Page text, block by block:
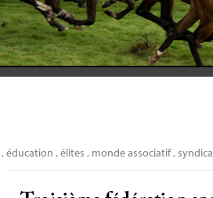
,éducation ,élites , monde associatif,